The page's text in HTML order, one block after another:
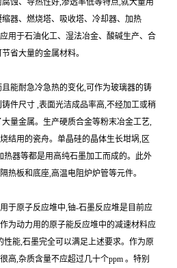
蚀、导热性好,渗透率低等特点,就大量用
器、燃烧塔、吸收塔、冷却器、加热
用于石油化工、湿法冶金、酸碱生产、合
省大量的金属材料。
能耐急冷急热的变化,可作为玻璃器的铸
件尺寸 ,表面光洁成品率高,不经加工或稍
量金属。生产硬质合金等粉末冶金工艺,
结用的瓷舟。单晶硅的晶体生长坩埚,区
热器等都是用高纯石墨加工而成的。此外
热板和底座,高温电阻炉炉管等元件。
于原子反应堆中,铀-石墨反应堆是目前应
为动力用的原子能反应堆中的减速材料应
性能,石墨完全可以满足上述要求。作为原
高,杂质含量不应超过几十个ppm 。特别